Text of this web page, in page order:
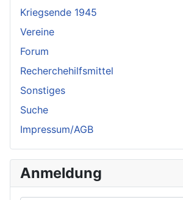
Kriegsende 1945
Vereine
Forum
Recherchehilfsmittel
Sonstiges
Suche
Impressum/AGB
Anmeldung